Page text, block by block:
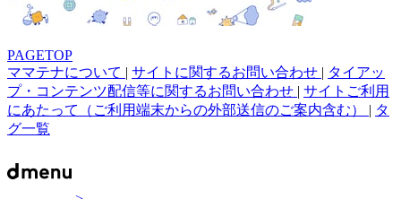
PAGETOP
ママテナについて
サイトに関するお問い合わせ
タイアッ
プ・コンテンツ配信等に関するお問い合わせ
サイトご利用
にあたって（ご利用端末からの外部送信のご案内含む）
タ
グ一覧